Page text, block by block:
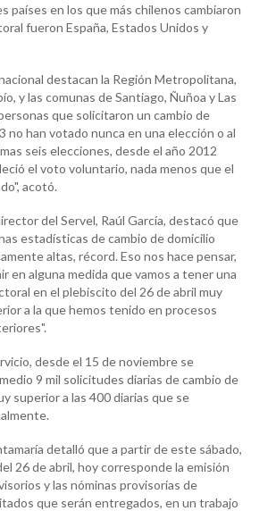
países en los que más chilenos cambiaron
fueron España, Estados Unidos y
destacan la Región Metropolitana,
y las comunas de Santiago, Ñuñoa y Las
que solicitaron un cambio de
no han votado nunca en una elección o al
seis elecciones, desde el año 2012
el voto voluntario, nada menos que el
acotó.
del Servel, Raúl García, destacó que
estadísticas de cambio de domicilio
altas, récord. Eso nos hace pensar,
en alguna medida que vamos a tener una
en el plebiscito del 26 de abril muy
a la que hemos tenido en procesos
desde el 15 de noviembre se
9 mil solicitudes diarias de cambio de
superior a las 400 diarias que se
detalló que a partir de este sábado,
26 de abril, hoy corresponde la emisión
y las nóminas provisorias de
que serán entregados, en un trabajo